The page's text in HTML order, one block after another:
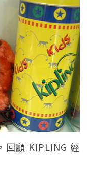
回顧 KIPLING 經